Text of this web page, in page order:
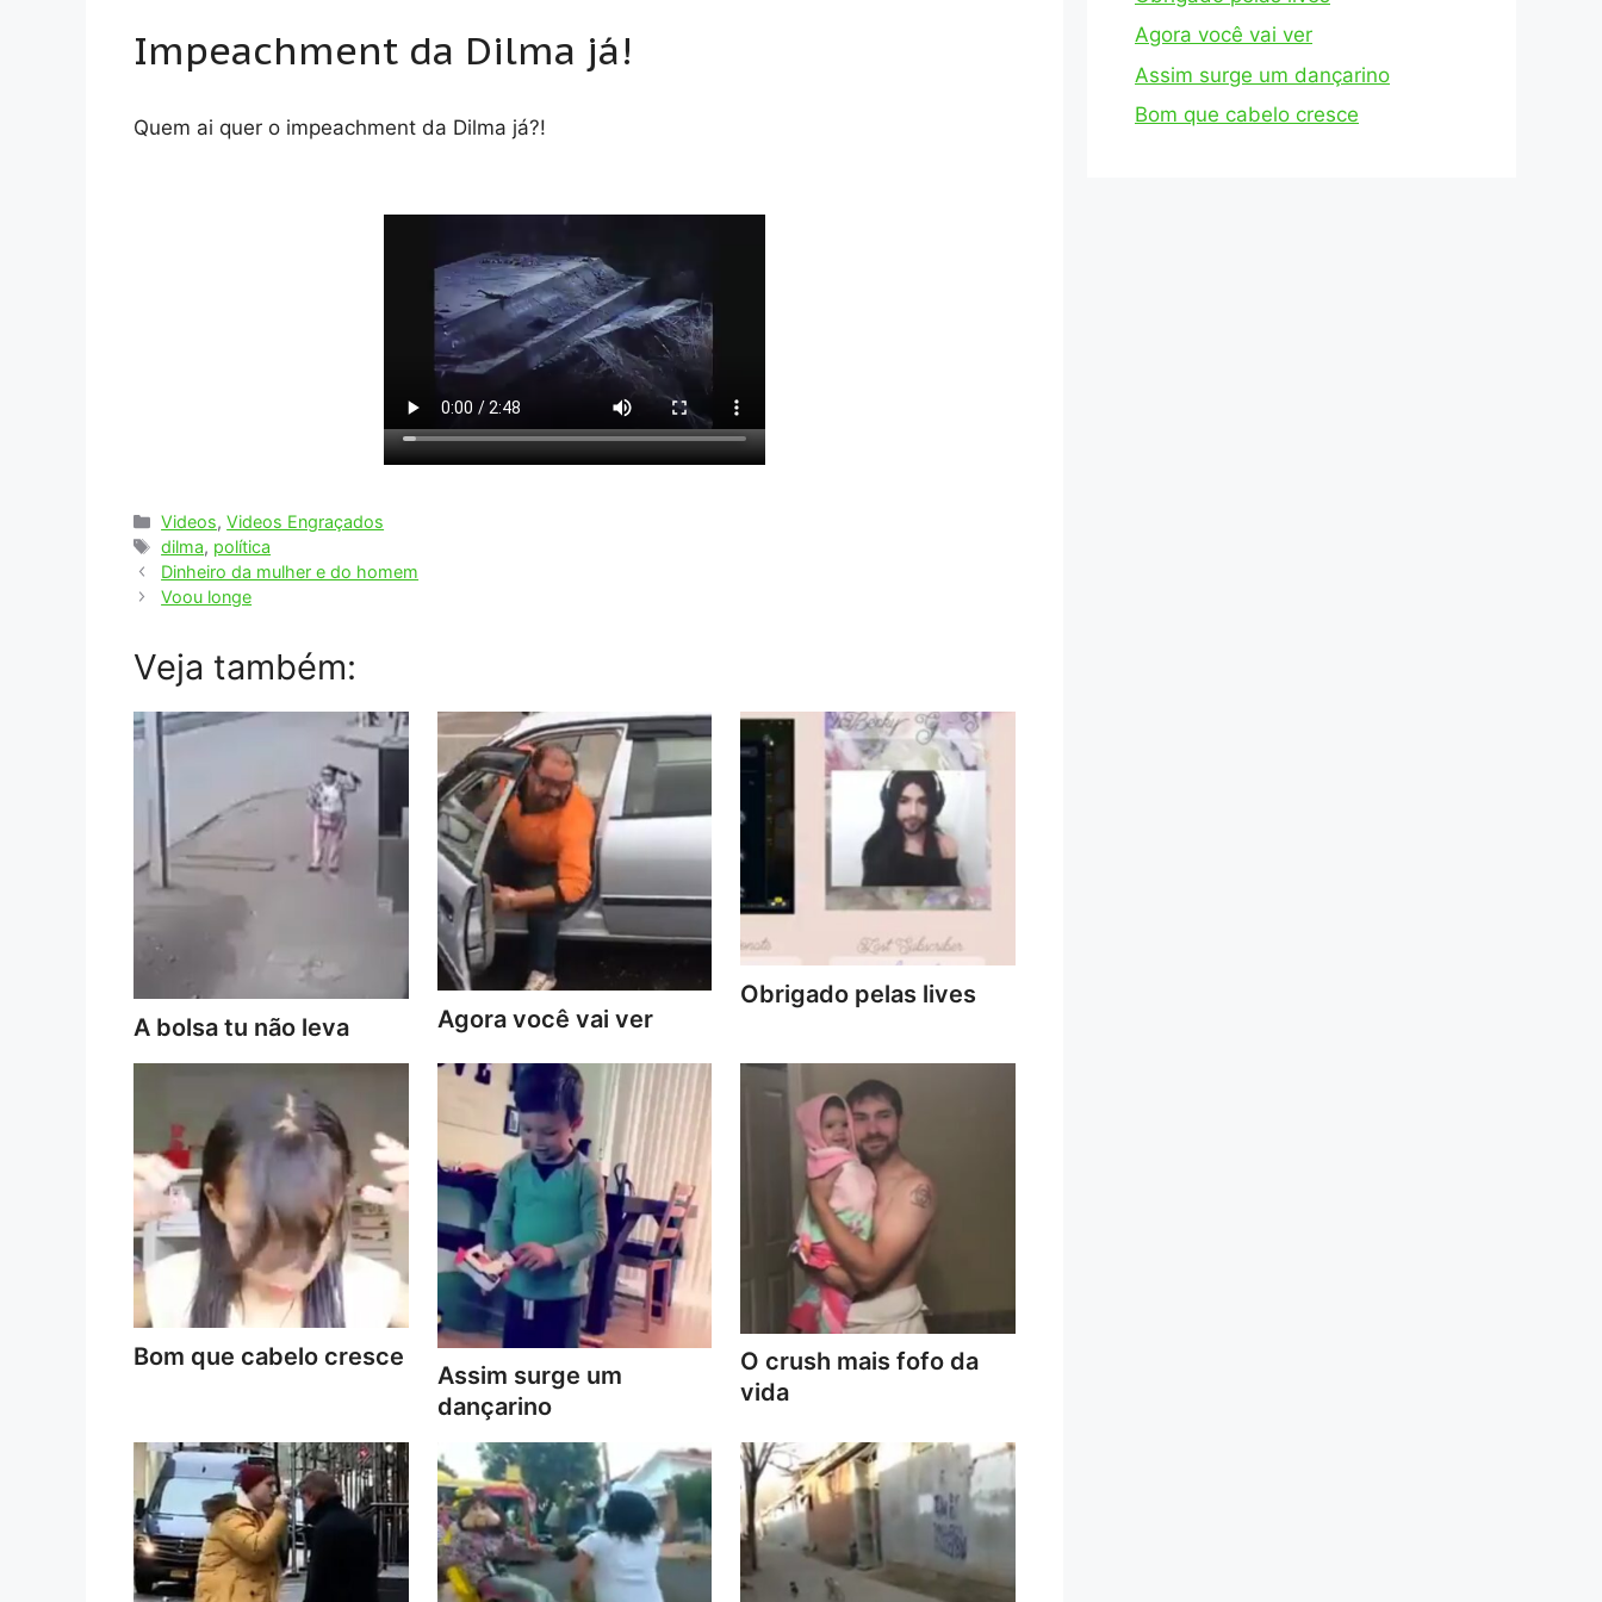
Impeachment da Dilma já!
Quem ai quer o impeachment da Dilma já?!
Categorias
Videos,Videos Engraçados
Tags
dilma, política
Dinheiro da mulher e do homem
Voou longe
Veja também:
A bolsa tu não leva Agora você vai ver
Obrigado pelas lives
Bom que cabelo cresce
Assim surge um
dançarino
O crush mais fofo da
vida
Agora você vai ver
Assim surge um dançarino
Bom que cabelo cresce